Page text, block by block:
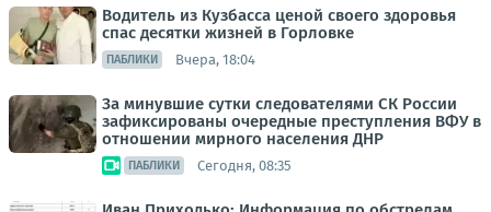
Водитель из Кузбасса ценой своего здоровья
спас десятки жизней в Горловке
ПАБЛИКИ Вчера, 18:04
За минувшие сутки следователями СК России
зафиксированы очередные преступления ВФУ в
отношении мирного населения ДНР
ПАБЛИКИ Сегодня, 08:35